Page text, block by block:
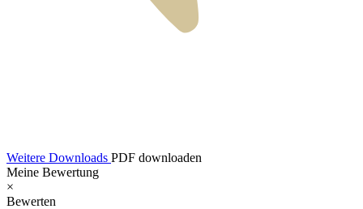
Weitere Downloads PDF downloaden
Meine Bewertung
×
Bewerten